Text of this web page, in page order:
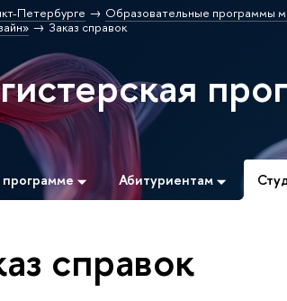
Петербурге Образовательные программы
Заказ справок
Абитуриентам
справок